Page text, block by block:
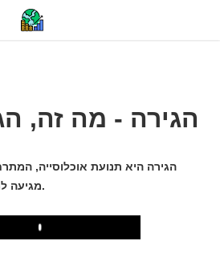
הגירה - מה זה,
הגירה היא תנועת אוכלוסייה,
מגיעה למדינה אחרת להתיישב בה.
Play